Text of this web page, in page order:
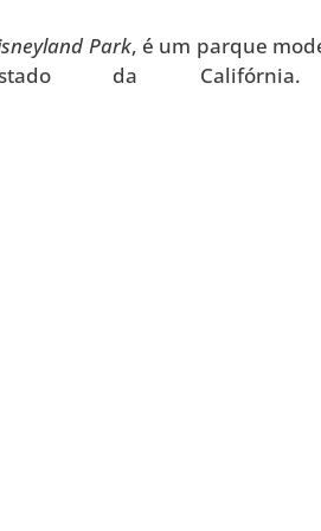
Park, é um parque
da